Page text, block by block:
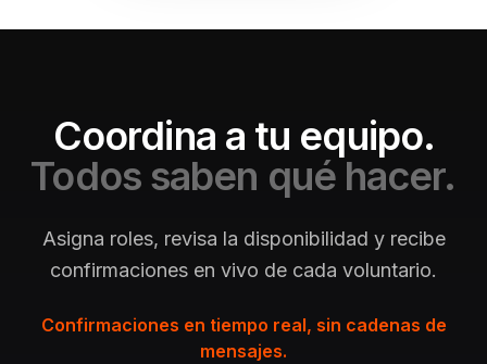
Coordina a tu equipo.
Todos saben qué hacer.
Asigna roles, revisa la disponibilidad y recibe
confirmaciones en vivo de cada voluntario.
Confirmaciones en tiempo real, sin cadenas de
mensajes.